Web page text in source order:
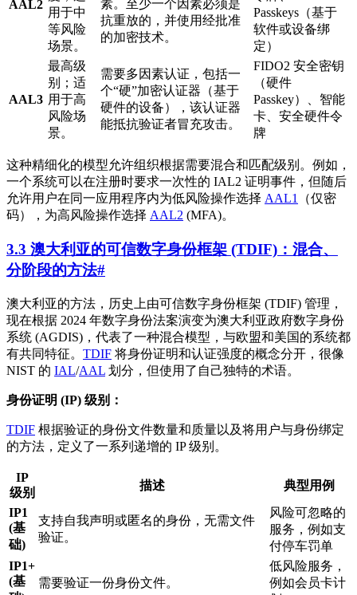
AAL2
用于中
等风险
场景。
素。至少一个因素必须是
抗重放的，并使用经批准
的加密技术。
Passkeys（基于
软件或设备绑
定）
AAL3
最高级
别；适
用于高
风险场
景。
需要多因素认证，包括一
个“硬”加密认证器（基于
硬件的设备），该认证器
能抵抗验证者冒充攻击。
FIDO2 安全密钥
（硬件
Passkey）、智能
卡、安全硬件令
牌
这种精细化的模型允许组织根据需要混合和匹配级别。例如，
一个系统可以在注册时要求一次性的 IAL2 证明事件，但随后
允许用户在同一应用程序内为低风险操作选择 AAL1
（仅密
码），为高风险操作选择 AAL2 (MFA)。
3.3 澳大利亚的可信数字身份框架 (TDIF)：混合、
分阶段的方法#
澳大利亚的方法，历史上由可信数字身份框架 (TDIF) 管理，
现在根据 2024 年数字身份法案演变为澳大利亚政府数字身份
系统 (AGDIS)，代表了一种混合模型，与欧盟和美国的系统都
有共同特征。 TDIF 将身份证明和认证强度的概念分开，很像
NIST 的 IAL/AAL 划分，但使用了自己独特的术语。
身份证明 (IP) 级别：
TDIF 根据验证的身份文件数量和质量以及将用户与身份绑定
的方法，定义了一系列递增的 IP 级别。
IP
级别
描述
典型用例
IP1
(基
础)
支持自我声明或匿名的身份，无需文件
验证。
风险可忽略的
服务，例如支
付停车罚单
IP1+
(基
需要验证一份身份文件。
低风险服务，
例如会员卡计